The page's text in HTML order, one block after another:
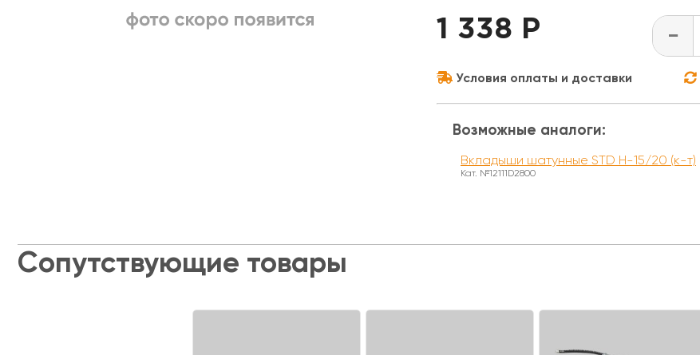
1 338 Р -
Условия оплаты и доставки
Возможные аналоги:
Вкладыши шатунные STD H-15/20 (к-т)
Кат. №12111D2800
Сопутствующие товары